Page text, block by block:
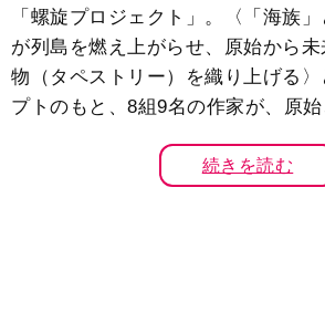
「螺旋プロジェクト」。〈「海族
が列島を燃え上がらせ、原始から
物（タペストリー）を織り上げる
プトのもと、8組9名の作家が、原
続きを読む